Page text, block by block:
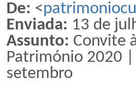
De: <
Enviada: 13 de ju
Assunto: Convite
Património 2020
setembro